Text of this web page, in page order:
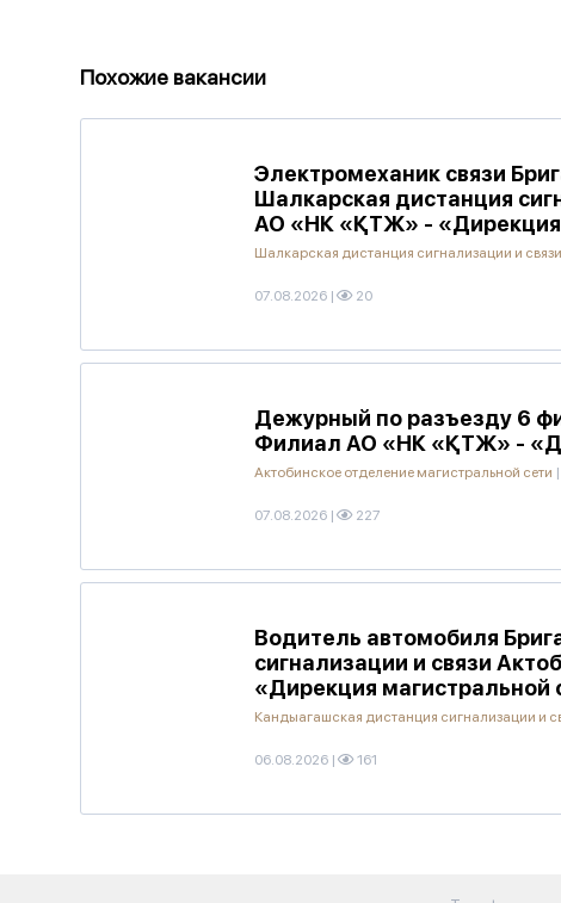
Похожие вакансии
Электромеханик связи
Шалкарская дистанция
АО «НК «ҚТЖ» - «Дирекция
Шалкарская дистанция сигнализации и связи
07.08.2026 | 20
Дежурный по разъезду 6
Филиал АО «НК «ҚТЖ» -
Актобинское отделение магистральной сети |
07.08.2026 | 227
Водитель автомобиля
сигнализации и связи
«Дирекция магистральной
Кандыагашская дистанция сигнализации и
06.08.2026 | 161